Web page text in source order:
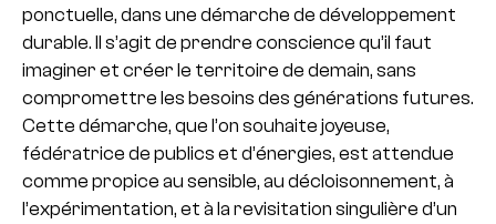
ponctuelle, dans une démarche de développement
durable. Il s’agit de prendre conscience qu’il faut
imaginer et créer le territoire de demain, sans
compromettre les besoins des générations futures.
Cette démarche, que l’on souhaite joyeuse,
fédératrice de publics et d’énergies, est attendue
comme propice au sensible, au décloisonnement, à
l’expérimentation, et à la revisitation singulière d’un